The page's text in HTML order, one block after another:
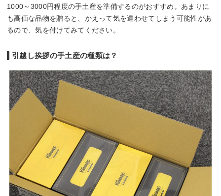
1000～3000円程度の手土産を準備するのがおすすめ。あまりに
も高価な品物を贈ると、かえって気を遣わせてしまう可能性があ
るので、気を付けてみてください。
引越し挨拶の手土産の種類は？